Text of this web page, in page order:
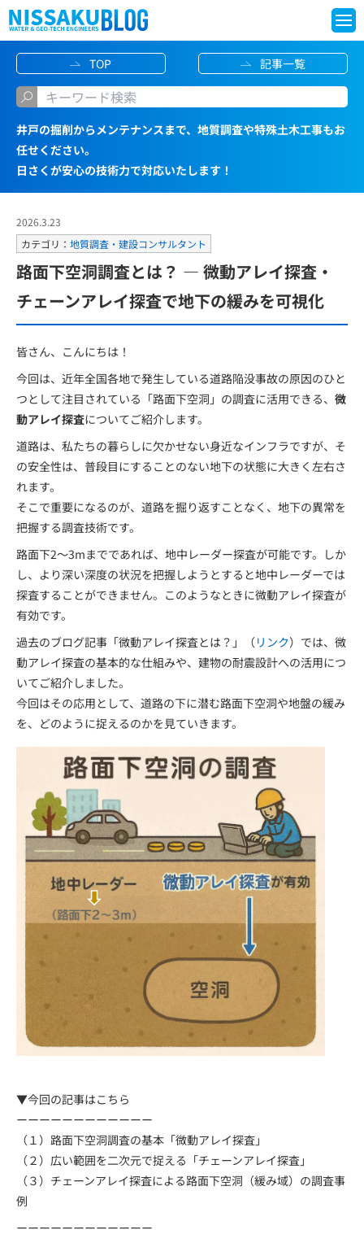
c
井戸の掘削からメンテナンスまで、地質調査や特殊土木工事もお
任せください。
日さくが安心の技術力で対応いたします！
TOP 記事一覧
2026.3.23
カテゴリ： 地質調査・建設コンサルタント
路面下空洞調査とは？ ― 微動アレイ探査・
チェーンアレイ探査で地下の緩みを可視化
皆さん、こんにちは！
今回は、近年全国各地で発生している道路陥没事故の原因のひと
つとして注目されている「路面下空洞」の調査に活用できる、 微
動アレイ探査についてご紹介します。
道路は、私たちの暮らしに欠かせない身近なインフラですが、そ
の安全性は、普段目にすることのない地下の状態に大きく左右さ
れます。
そこで重要になるのが、道路を掘り返すことなく、地下の異常を
把握する調査技術です。
路面下2～3mまでであれば、地中レーダー探査が可能です。しか
し、より深い深度の状況を把握しようとすると地中レーダーでは
探査することができません。このようなときに微動アレイ探査が
有効です。
過去のブログ記事「微動アレイ探査とは？」（リンク）では、微
動アレイ探査の基本的な仕組みや、建物の耐震設計への活用につ
いてご紹介しました。
今回はその応用として、道路の下に潜む路面下空洞や地盤の緩み
を、どのように捉えるのかを見ていきます。
▼今回の記事はこちら
ーーーーーーーーーーーー
（１）路面下空洞調査の基本「微動アレイ探査」
（２）広い範囲を二次元で捉える「チェーンアレイ探査」
（３）チェーンアレイ探査による路面下空洞（緩み域）の調査事
例
ーーーーーーーーーーーー